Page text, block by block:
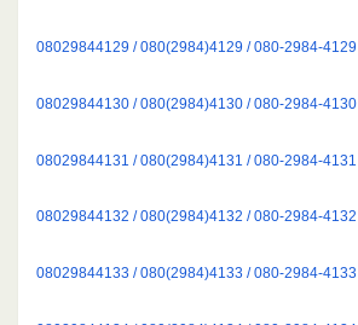
08029844129 / 080(2984)4129 / 080-2984-4129
08029844130 / 080(2984)4130 / 080-2984-4130
08029844131 / 080(2984)4131 / 080-2984-4131
08029844132 / 080(2984)4132 / 080-2984-4132
08029844133 / 080(2984)4133 / 080-2984-4133